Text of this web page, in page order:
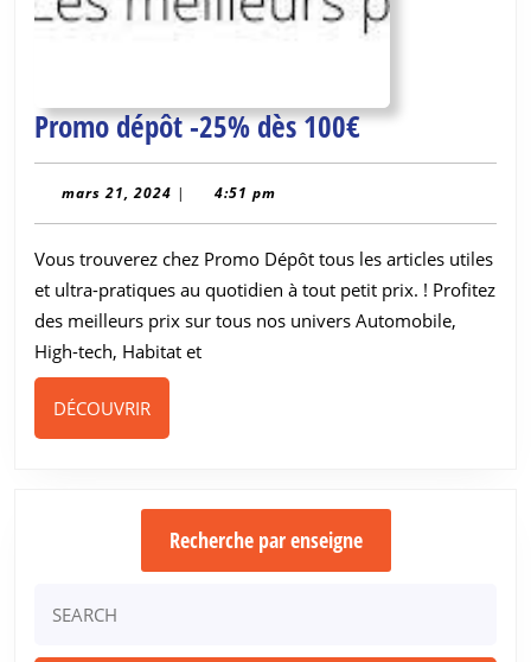
Promo dépôt -25% dès 100€Promo
dépôt
dès
100€
mars 21, 2024 mars
| 4:51 pm
Vous trouverez chez Promo Dépôt tous les articles utiles
et ultra-pratiques au quotidien à tout petit prix. ! Profitez
des meilleurs prix sur tous nos univers Automobile,
High-tech, Habitat et
DÉCOUVRIRDÉCOUVRIR
Recherche par enseigne
for: